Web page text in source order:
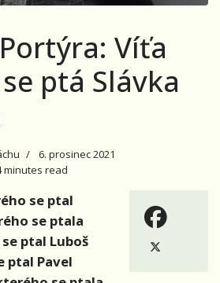
Víťa
ptá Slávka
6. prosinec 2021
minutes read
se ptal
se ptala
ptal Luboš
ptal Pavel